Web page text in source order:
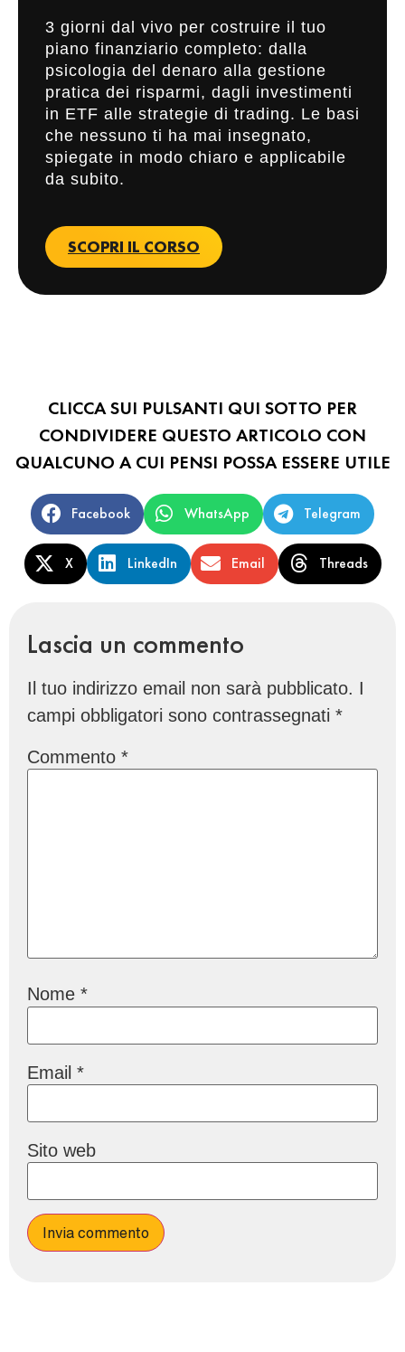
3 giorni dal vivo per costruire il tuo
piano finanziario completo: dalla
psicologia del denaro alla gestione
pratica dei risparmi, dagli investimenti
in ETF alle strategie di trading. Le basi
che nessuno ti ha mai insegnato,
spiegate in modo chiaro e applicabile
da subito.
SCOPRI IL CORSO
CLICCA SUI PULSANTI QUI SOTTO PER
CONDIVIDERE QUESTO ARTICOLO CON
QUALCUNO A CUI PENSI POSSA ESSERE UTILE
Facebook WhatsApp Telegram
X LinkedIn Email Threads
Lascia un commento
Il tuo indirizzo email non sarà pubblicato. I
campi obbligatori sono contrassegnati *
Commento *
Nome *
Email *
Sito web